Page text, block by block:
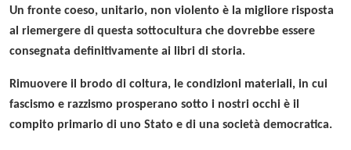
Un fronte coeso, unitario, non violento è la migliore risposta
al riemergere di questa sottocultura che dovrebbe essere
consegnata definitivamente ai libri di storia.
Rimuovere il brodo di coltura, le condizioni materiali, in cui
fascismo e razzismo prosperano sotto i nostri occhi è il
compito primario di uno Stato e di una società democratica.